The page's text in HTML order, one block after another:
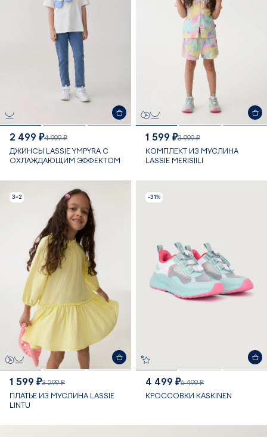
2 499 ₽4 999 ₽
ДЖИНСЫ LASSIE YMPYRA С
ОХЛАЖДАЮЩИМ ЭФФЕКТОМ
1 599 ₽3 999 ₽
КОМПЛЕКТ ИЗ МУСЛИНА
LASSIE MERISIILI
3=2
1 599 ₽3 299 ₽
ПЛАТЬЕ ИЗ МУСЛИНА LASSIE
LINTU
-31%
4 499 ₽6 499 ₽
КРОССОВКИ KASKINEN